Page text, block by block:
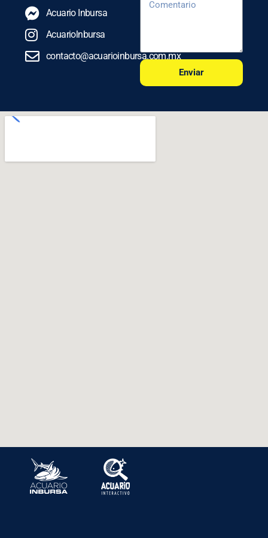
Acuario Inbursa
Acuariolnbursa
contacto@acuarioinbursa.com.mx
Enviar